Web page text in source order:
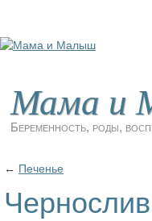
Мама и
Беременность, роды,
← Печенье
Чернослив